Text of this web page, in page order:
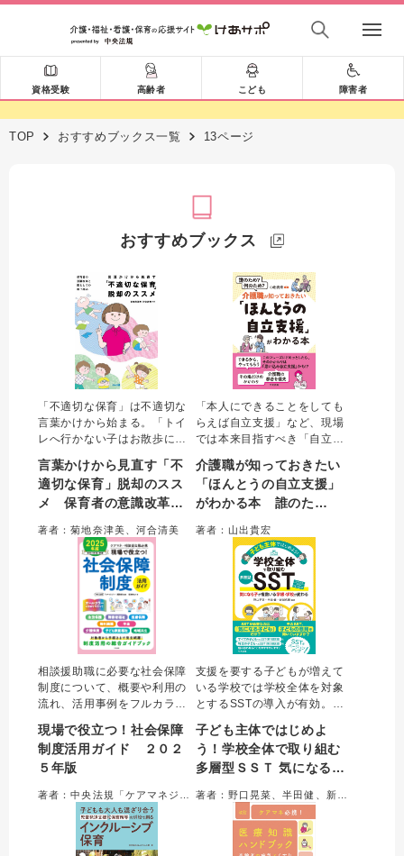
資格受験 高齢者 こども 障害者
TOP おすすめブックス一覧 13ページ
おすすめブックス
「不適切な保育」は不適切な
言葉かけから始まる。「トイ
レへ行かない子はお散歩に行
しまいそうな不適切な場面を
取り上げ、視点や意識を転換
するためのヒントを解説。
く、園として組織的に予防す
るための参考にもなる。
言葉かけから見直す「不
適切な保育」脱却のスス
メ 保育者の意識改革と
園としての取り組み
著者：菊地奈津美、河合清美
「本人にできることをしても
らえば自立支援」など、現場
では本来目指すべき「自立支
り、介護職の都合で曲解され
るケースが多い。マンガや事
例を通し「思い込み自立支
へと見直すための具体的な対
応とヒントを解説。
介護職が知っておきたい
「ほんとうの自立支援」
がわかる本 誰のた
め？ 何のため？
著者：山出貴宏
相談援助職に必要な社会保障
制度について、概要や利用の
流れ、活用事例をフルカラー
すく解説。生活保護、障害者
福祉、医療保障、権利擁護、
年金、子ども家庭福祉、地域
制度を収載した2025年版。
現場で役立つ！社会保障
制度活用ガイド ２０２
５年版
支援を要する子どもが増えて
いる学校では学校全体を対象
とするSSTの導入が有効。周
SSTではなく、本人の気持ち
や意思を尊重して行うSSTの
実践、多層型支援（第１層＝
別ニーズのある子ども）の導
入方法を具体的に紹介。
子ども主体ではじめよ
う！学校全体で取り組む
多層型ＳＳＴ 気になる子
変わる